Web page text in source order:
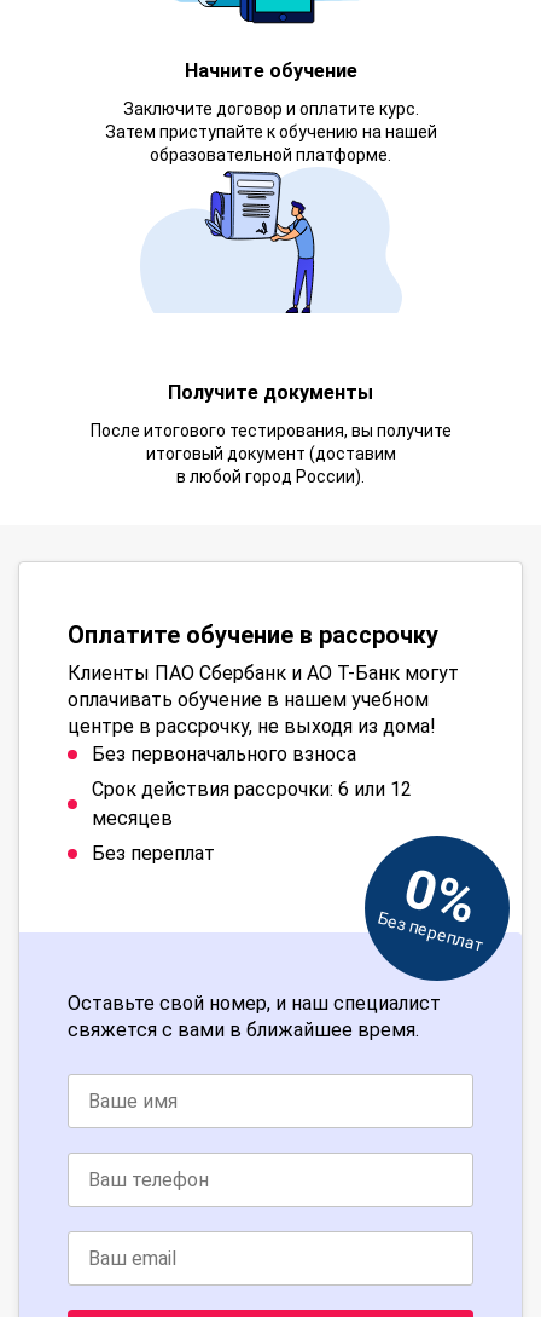
Начните обучение
Заключите договор и оплатите курс.
Затем приступайте к обучению на нашей
образовательной платформе.
Получите документы
После итогового тестирования, вы получите
итоговый документ (доставим
в любой город России).
Оплатите обучение в рассрочку
Клиенты ПАО Сбербанк и АО Т-Банк могут
оплачивать обучение в нашем учебном
центре в рассрочку, не выходя из дома!
Без первоначального взноса
Срок действия рассрочки: 6 или 12
месяцев
Без переплат
0%
Без переплат
Оставьте свой номер, и наш специалист
свяжется с вами в ближайшее время.